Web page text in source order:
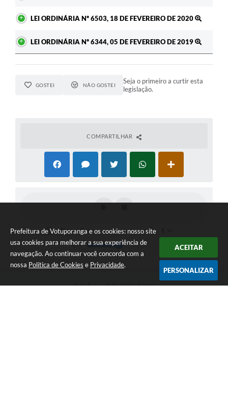
Prefeitura de Votuporanga e os cookies: nosso site
usa cookies para melhorar a sua experiência de
navegação. Ao continuar você concorda com a
nossa Política de Cookies e Privacidade.
ACEITAR
PERSONALIZAR
LEI ORDINÁRIA Nº 6503, 18 DE FEVEREIRO DE 2020
LEI ORDINÁRIA Nº 6344, 05 DE FEVEREIRO DE 2019
GOSTEI NÃO GOSTEI
Seja o primeiro a curtir esta
legislação.
COMPARTILHAR
Telefone: (17) 3405-9700